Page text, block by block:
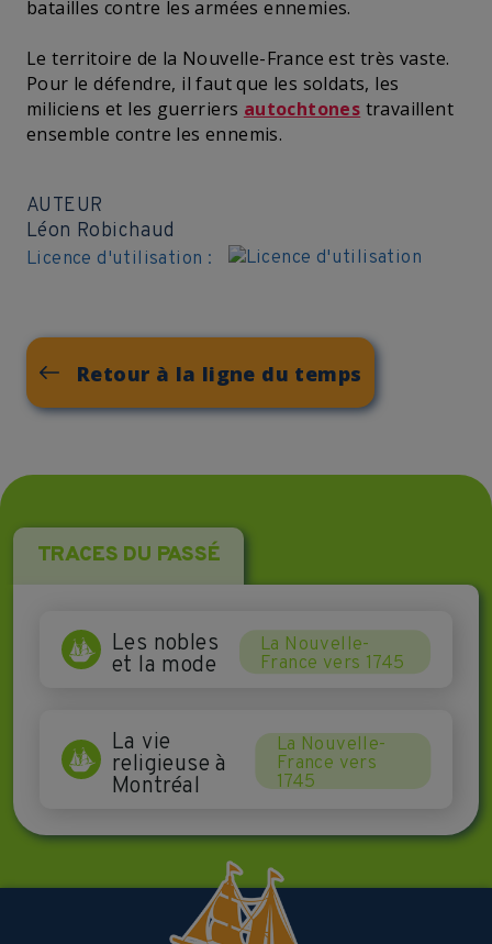
batailles contre les armées ennemies.
Le territoire de la Nouvelle-France est très vaste.
Pour le défendre, il faut que les soldats, les
miliciens et les guerriers autochtones travaillent
ensemble contre les ennemis.
AUTEUR
Léon Robichaud
Licence d'utilisation :
Retour à la ligne du temps
TRACES DU PASSÉ
Les nobles
et la mode
La Nouvelle-
France vers 1745
La vie
religieuse à
Montréal
La Nouvelle-
France vers
1745